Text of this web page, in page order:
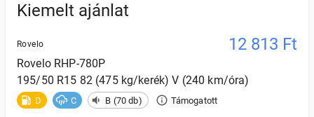
Kiemelt ajánlat
Rovelo 12 813 Ft
Rovelo RHP-780P
195/50 R15 82 (475 kg/kerék) V (240 km/óra)
D C B (70 db) Támogatott